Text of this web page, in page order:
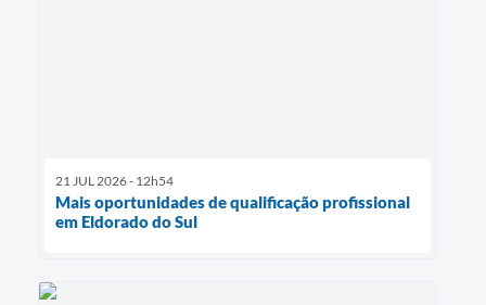
21 JUL 2026 - 12h54
Mais oportunidades de qualificação profissional
em Eldorado do Sul